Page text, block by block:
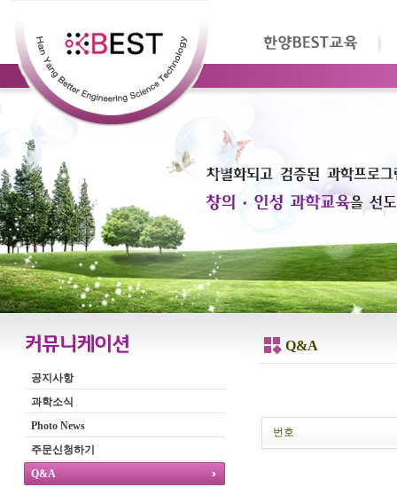
공지사항
과학소식
Photo News
주문신청하기
Q&A
Q&A
번호